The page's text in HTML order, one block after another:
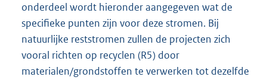
onderdeel wordt hieronder aangegeven wat de
specifieke punten zijn voor deze stromen. Bij
natuurlijke reststromen zullen de projecten zich
vooral richten op recyclen (R5) door
materialen/grondstoffen te verwerken tot dezelfde